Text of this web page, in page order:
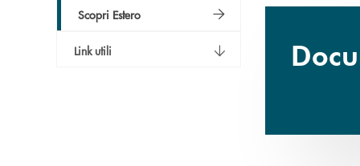
Scopri Estero
Link utili